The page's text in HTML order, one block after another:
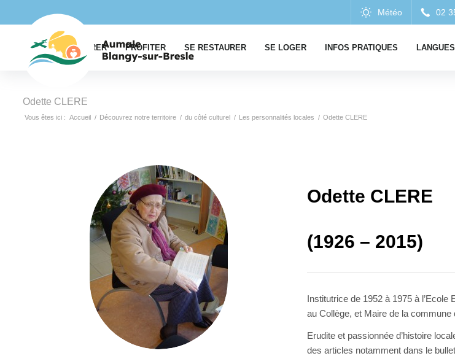
EXPLORER PROFITER SE RESTAURER SE LOGER INFOS PRATIQUES LANGUES
Odette CLERE
Vous êtes ici : Accueil / Découvrez notre territoire / du côté culturel / Les personnalités locales / Odette CLERE
Odette CLERE
(1926 – 2015)
Institutrice de 1952 à 1975 à
au Collège, et Maire de la commune
Erudite et passionnée d’histoire
des articles notamment dans le